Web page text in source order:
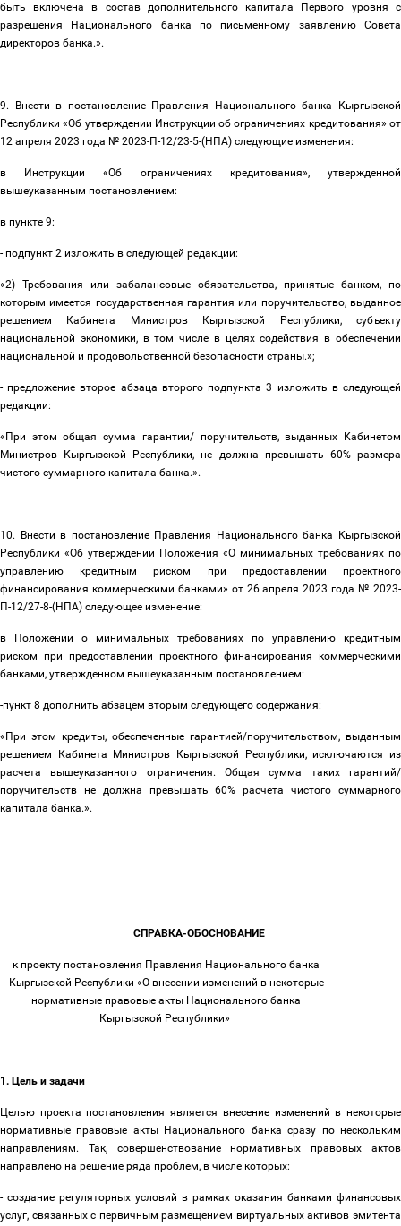
быть включена в состав дополнительного капитала Первого уровня с
разрешения Национального банка по письменному заявлению Совета
директоров банка.».
9. Внести в постановление Правления Национального банка Кыргызской
Республики «Об утверждении Инструкции об ограничениях кредитования» от
12 апреля 2023 года № 2023-П-12/23-5-(НПА) следующие изменения:
в Инструкции «Об ограничениях кредитования», утвержденной
вышеуказанным постановлением:
в пункте 9:
- подпункт 2 изложить в следующей редакции:
«2) Требования или забалансовые обязательства, принятые банком, по
которым имеется государственная гарантия или поручительство, выданное
решением Кабинета Министров Кыргызской Республики, субъекту
национальной экономики, в том числе в целях содействия в обеспечении
национальной и продовольственной безопасности страны.»;
- предложение второе абзаца второго подпункта 3 изложить в следующей
редакции:
«При этом общая сумма гарантии/ поручительств, выданных Кабинетом
Министров Кыргызской Республики, не должна превышать 60% размера
чистого суммарного капитала банка.».
10. Внести в постановление Правления Национального банка Кыргызской
Республики «Об утверждении Положения «О минимальных требованиях по
управлению кредитным риском при предоставлении проектного
финансирования коммерческими банками» от 26 апреля 2023 года № 2023-
П-12/27-8-(НПА) следующее изменение:
в Положении о минимальных требованиях по управлению кредитным
риском при предоставлении проектного финансирования коммерческими
банками, утвержденном вышеуказанным постановлением:
-пункт 8 дополнить абзацем вторым следующего содержания:
«При этом кредиты, обеспеченные гарантией/поручительством, выданным
решением Кабинета Министров Кыргызской Республики, исключаются из
расчета вышеуказанного ограничения. Общая сумма таких гарантий/
поручительств не должна превышать 60% расчета чистого суммарного
капитала банка.».
СПРАВКА-ОБОСНОВАНИЕ
к проекту постановления Правления Национального банка
Кыргызской Республики «О внесении изменений в некоторые
нормативные правовые акты Национального банка
Кыргызской Республики»
1. Цель и задачи
Целью проекта постановления является внесение изменений в некоторые
нормативные правовые акты Национального банка сразу по нескольким
направлениям. Так, совершенствование нормативных правовых актов
направлено на решение ряда проблем, в числе которых:
- создание регуляторных условий в рамках оказания банками финансовых
услуг, связанных с первичным размещением виртуальных активов эмитента